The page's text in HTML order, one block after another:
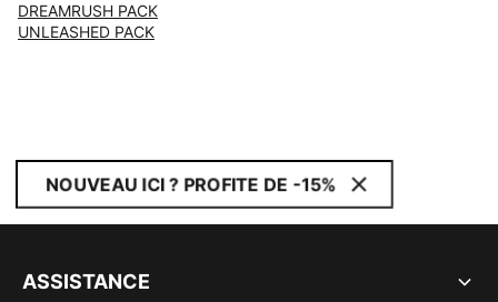
DREAMRUSH PACK
UNLEASHED PACK
NOUVEAU ICI ? PROFITE DE -15%
ASSISTANCE